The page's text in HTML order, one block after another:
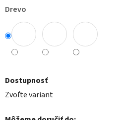
Drevo
Dostupnosť
Zvoľte variant